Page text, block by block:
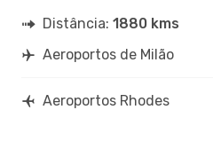
Distância: 1880 kms
Aeroportos de Milão
Aeroportos Rhodes